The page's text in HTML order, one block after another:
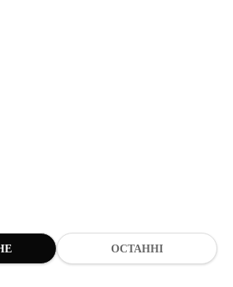
ОСТАННІ